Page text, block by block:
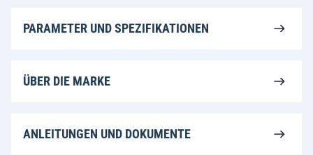
PARAMETER UND SPEZIFIKATIONEN
ÜBER DIE MARKE
ANLEITUNGEN UND DOKUMENTE